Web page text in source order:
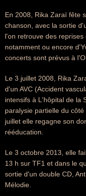
En 2008, Rika Zaraï fête
chanson, avec la sortie
l'on retrouve des reprises
notamment ou encore
concerts sont prévus à
Le 3 juillet 2008, Rika
d'un AVC (Accident
intensifs à L'hôpital de la
paralysie partielle du
juillet elle regagne son
rééducation.
Le 3 octobre 2013, elle
13 h sur TF1 et dans le
sortie d'un double CD,
Mélodie.